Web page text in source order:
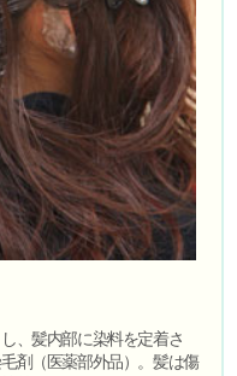
、髪内部に染料を定着さ
剤（医薬部外品）。髪は傷